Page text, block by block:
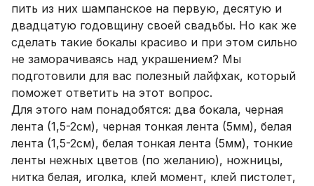
пить из них шампанское на первую, десятую и
двадцатую годовщину своей свадьбы. Но как же
сделать такие бокалы красиво и при этом сильно
не заморачиваясь над украшением? Мы
подготовили для вас полезный лайфхак, который
поможет ответить на этот вопрос.
Для этого нам понадобятся: два бокала, черная
лента (1,5-2см), черная тонкая лента (5мм), белая
лента (1,5-2см), белая тонкая лента (5мм), тонкие
ленты нежных цветов (по желанию), ножницы,
нитка белая, иголка, клей момент, клей пистолет,